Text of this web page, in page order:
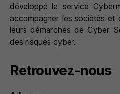
développé le service
accompagner les sociétés et
leurs démarches de Cyber
des risques cyber.
Retrouvez-nous